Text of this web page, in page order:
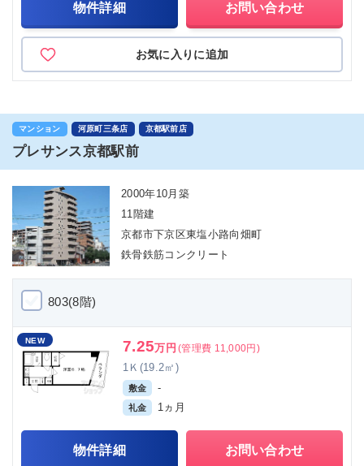
物件詳細 お問い合わせ
お気に入りに追加
マンション 河原町三条店 京都駅前店
プレサンス京都駅前
2000年10月築
11階建
京都市下京区東塩小路向畑町
鉄骨鉄筋コンクリート
803(8階)
NEW 7.25万円 (管理費 11,000円)
1Ｋ(19.2㎡)
敷金 -
礼金 1ヵ月
物件詳細 お問い合わせ